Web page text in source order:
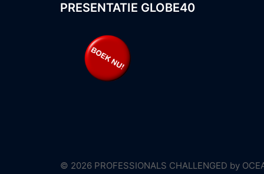
PRESENTATIE GLOBE40
© 2026 PROFESSIONALS CHALLENGED by